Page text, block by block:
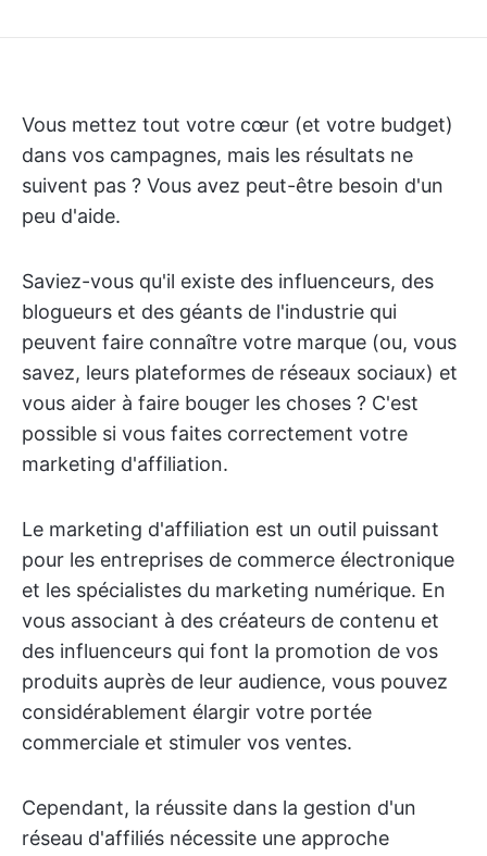
Vous mettez tout votre cœur (et votre budget)
dans vos campagnes, mais les résultats ne
suivent pas ? Vous avez peut-être besoin d'un
peu d'aide.
Saviez-vous qu'il existe des influenceurs, des
blogueurs et des géants de l'industrie qui
peuvent faire connaître votre marque (ou, vous
savez, leurs plateformes de réseaux sociaux) et
vous aider à faire bouger les choses ? C'est
possible si vous faites correctement votre
marketing d'affiliation.
Le marketing d'affiliation est un outil puissant
pour les entreprises de commerce électronique
et les spécialistes du marketing numérique. En
vous associant à des créateurs de contenu et
des influenceurs qui font la promotion de vos
produits auprès de leur audience, vous pouvez
considérablement élargir votre portée
commerciale et stimuler vos ventes.
Cependant, la réussite dans la gestion d'un
réseau d'affiliés nécessite une approche